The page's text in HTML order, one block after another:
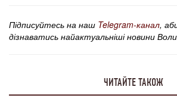
Підписуйтесь на наш Telegram-канал,
дізнаватись найактуальніші новини
ЧИТАЙТЕ ТАКОЖ